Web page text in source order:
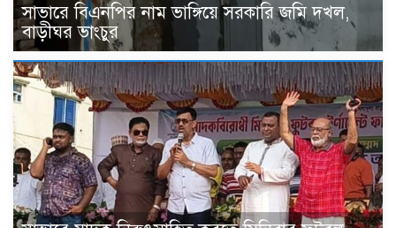
সাভারে বিএনপির নাম ভাঙ্গিয়ে সরকারি জমি দখল,
বাড়ীঘর ভাংচুর